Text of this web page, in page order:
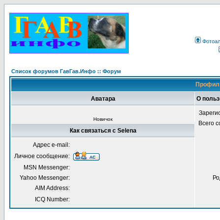
Список форумов ГавГав.Инфо :: Форум
Аватара О
Новичок
Всего
Как связаться с Selena
Адрес e-mail:
Личное сообщение:
MSN Messenger:
Yahoo Messenger:
AIM Address:
ICQ Number: